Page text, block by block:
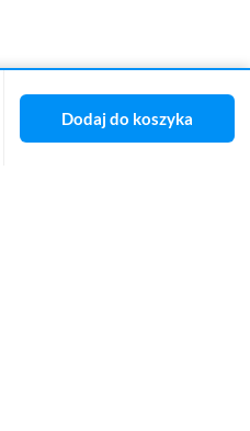
Dodaj do koszyka